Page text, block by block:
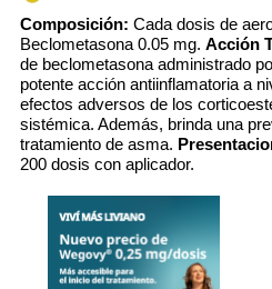
Composición: Cada dosis de
Beclometasona 0.05 mg. Acción
de beclometasona administrado
potente acción antiinflamatoria a
efectos adversos de los
sistémica. Además, brinda una
tratamiento de asma.
200 dosis con aplicador.